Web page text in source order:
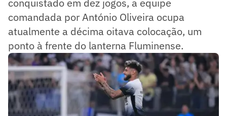
comandada por António Oliveira ocupa
atualmente a décima oitava colocação, um
ponto à frente do lanterna Fluminense.